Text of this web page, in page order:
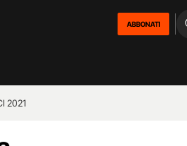
ABBONATI
2021